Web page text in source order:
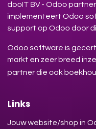
dooIT BV - Odoo
implementeert Odoo
support op Odoo door
Odoo software is
markt en zeer breed
partner die ook
Links
Jouw website/shop in